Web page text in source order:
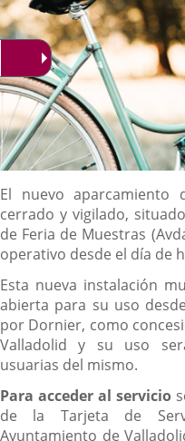
Contenido
El nuevo aparcamiento
cerrado y vigilado,
de Feria de Muestras
operativo desde el día de
Esta nueva instalación
abierta para su uso
por Dornier, como
Valladolid y su uso
usuarias del mismo.
Para acceder al servicio
de la Tarjeta de
Ayuntamiento de